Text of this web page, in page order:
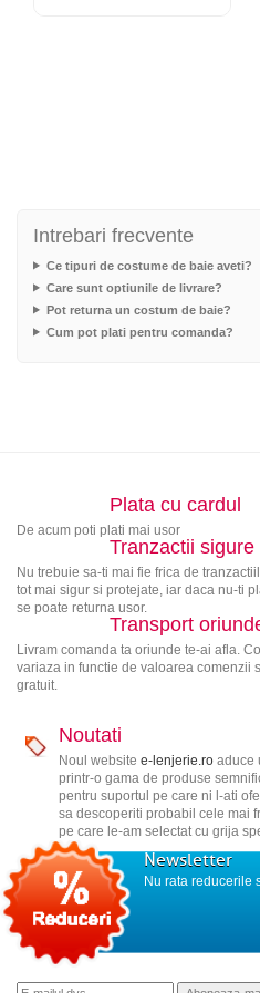
Intrebari frecvente
Ce tipuri de costume de baie aveti?
Care sunt optiunile de livrare?
Pot returna un costum de baie?
Cum pot plati pentru comanda?
Plata cu cardul
De acum poti plati mai usor
Tranzactii
Nu trebuie sa-ti mai fie frica de
tot mai sigur si protejate, iar daca nu-ti
se poate returna usor.
Transport
Livram comanda ta oriunde te-ai afla.
variaza in functie de valoarea comenzii
gratuit.
Noutati
Noul website e-lenjerie.roaduce
printr-o gama de produse
pentru suportul pe care ni l-ati
sa descoperiti probabil cele mai
pe care le-am selectat cu grija
Newsletter
Nu rata reducerile